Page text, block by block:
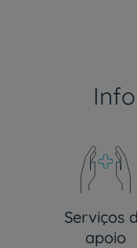
Serviços
apoio